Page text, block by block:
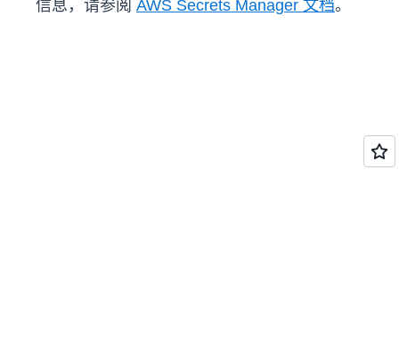
信息，请参阅 AWS Secrets Manager 文档。